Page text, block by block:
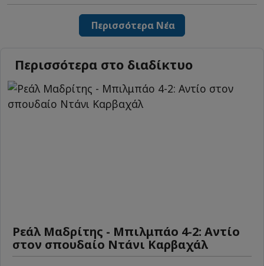
Περισσότερα Νέα
Περισσότερα στο διαδίκτυο
Ρεάλ Μαδρίτης - Μπιλμπάο 4-2: Αντίο
στον σπουδαίο Ντάνι Καρβαχάλ